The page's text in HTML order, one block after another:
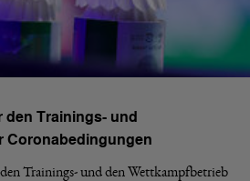
den Trainings- und
Coronabedingungen
Trainings- und den Wettkampfbetrieb